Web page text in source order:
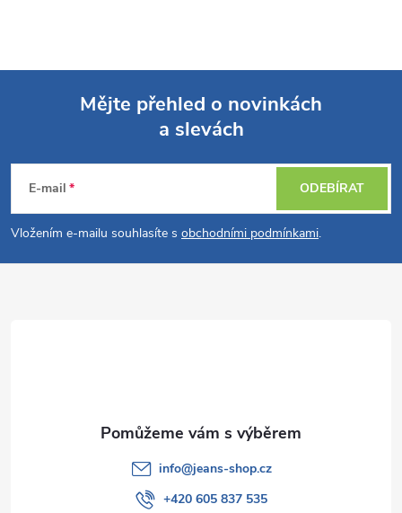
p
a
Mějte přehled o novinkách
a slevách
E-mail
Vložením e-mailu souhlasíte s obchodními podmínkami.
ODEBÍRAT
info@jeans-shop.cz
+420 605 837 535